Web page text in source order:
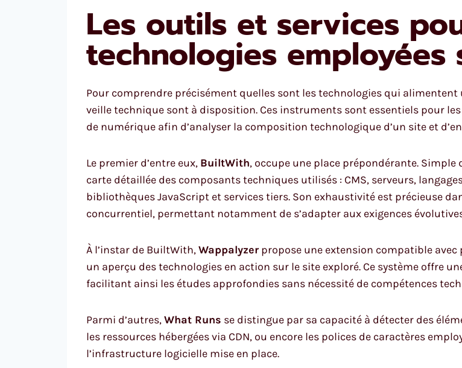
Les outils et services
technologies employées
Pour comprendre précisément quelles sont les technologies qui
veille technique sont à disposition. Ces instruments sont essentiels pour
de numérique afin d’analyser la composition technologique d’un site et
Le premier d’entre eux, BuiltWith, occupe une place prépondérante. Simple
carte détaillée des composants techniques utilisés : CMS, serveurs,
bibliothèques JavaScript et services tiers. Son exhaustivité est précieuse
concurrentiel, permettant notamment de s’adapter aux exigences
À l’instar de BuiltWith,Wappalyzer propose une extension compatible
un aperçu des technologies en action sur le site exploré. Ce système offre
facilitant ainsi les études approfondies sans nécessité de compétences
Parmi d’autres,What Runs se distingue par sa capacité à détecter des
les ressources hébergées via CDN, ou encore les polices de caractères
l’infrastructure logicielle mise en place.